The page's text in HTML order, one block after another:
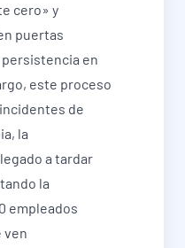
cero» y
puertas
en
este proceso
de
la
a tardar
la
empleados
ven